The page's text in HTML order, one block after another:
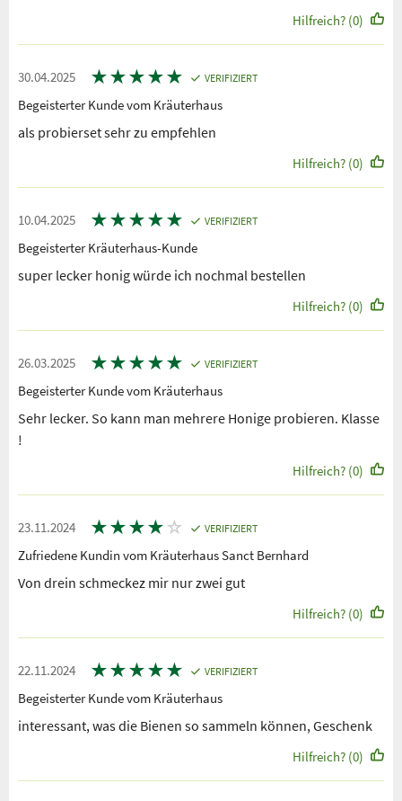
Hilfreich? (0)
30.04.2025 ★★★★★ VERIFIZIERT
Begeisterter Kunde vom Kräuterhaus
als probierset sehr zu empfehlen
Hilfreich? (0)
10.04.2025 ★★★★★ VERIFIZIERT
Begeisterter Kräuterhaus-Kunde
super lecker honig würde ich nochmal bestellen
Hilfreich? (0)
26.03.2025 ★★★★★ VERIFIZIERT
Begeisterter Kunde vom Kräuterhaus
Sehr lecker. So kann man mehrere Honige probieren. Klasse
!
Hilfreich? (0)
23.11.2024 ★★★★ ☆ VERIFIZIERT
Zufriedene Kundin vom Kräuterhaus Sanct Bernhard
Von drein schmeckez mir nur zwei gut
Hilfreich? (0)
22.11.2024 ★★★★★ VERIFIZIERT
Begeisterter Kunde vom Kräuterhaus
interessant, was die Bienen so sammeln können, Geschenk
Hilfreich? (0)